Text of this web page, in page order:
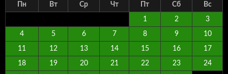
Пн Вт Ср Чт Пт Сб Вс
1 2 3
4 5 6 7 8 9 10
11 12 13 14 15 16 17
18 19 20 21 22 23 24